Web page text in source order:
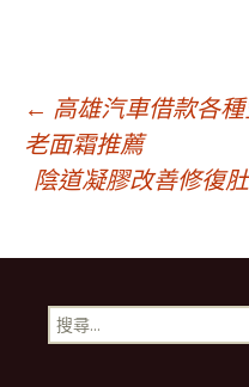
文
章
導
覽
← 高雄汽車借款各
老面霜推薦
陰道凝膠改善修復
搜
尋